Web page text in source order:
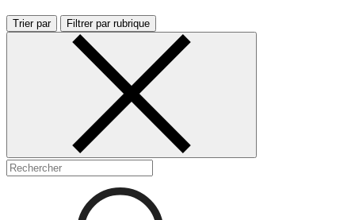
Trier par Filtrer par rubrique